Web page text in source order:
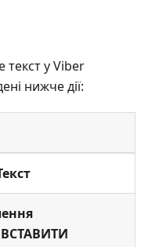
текст у Viber
нижче дії:
ВСТАВИТИ